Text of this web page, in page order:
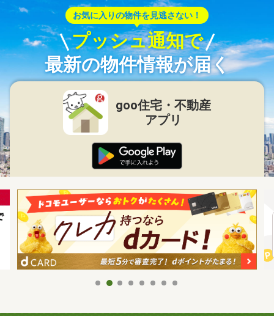
お気に入りの物件を見逃さない！
プッシュ通知で
最新の物件情報が届く
goo住宅・不動産
アプリ